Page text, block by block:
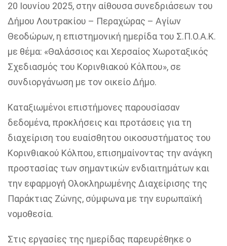
20 Ιουνίου 2025, στην αίθουσα συνεδριάσεων του
Δήμου Λουτρακίου – Περαχώρας – Αγίων
Θεοδώρων, η επιστημονική ημερίδα του Σ.Π.Ο.Α.Κ.
με θέμα: «Θαλάσσιος και Χερσαίος Χωροταξικός
Σχεδιασμός του Κορινθιακού Κόλπου», σε
συνδιοργάνωση με τον οικείο Δήμο.
Καταξιωμένοι επιστήμονες παρουσίασαν
δεδομένα, προκλήσεις και προτάσεις για τη
διαχείριση του ευαίσθητου οικοσυστήματος του
Κορινθιακού Κόλπου, επισημαίνοντας την ανάγκη
προστασίας των σημαντικών ενδιαιτημάτων και
την εφαρμογή Ολοκληρωμένης Διαχείρισης της
Παράκτιας Ζώνης, σύμφωνα με την ευρωπαϊκή
νομοθεσία.
Στις εργασίες της ημερίδας παρευρέθηκε ο